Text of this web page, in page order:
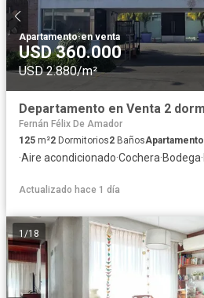
Apartamento·en venta
USD 360.000
USD 2.880/m²
Fernán Félix De Amador
125 m²2 Dormitorios2 BañosApartamento
·Aire acondicionado·Cochera·Bodega·
Actualizado hace 1 día
1 /18